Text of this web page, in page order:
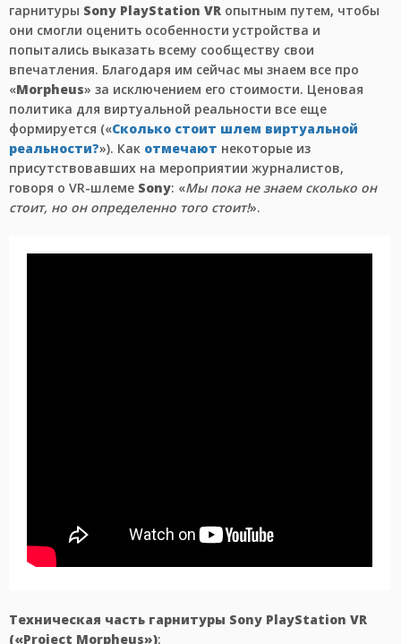
гарнитуры Sony PlayStation VR опытным путем, чтобы
они смогли оценить особенности устройства и
попытались выказать всему сообществу свои
впечатления. Благодаря им сейчас мы знаем все про
«Morpheus» за исключением его стоимости. Ценовая
политика для виртуальной реальности все еще
формируется («Сколько стоит шлем виртуальной
реальности?»). Как отмечают некоторые из
присутствовавших на мероприятии журналистов,
говоря о VR-шлеме Sony: «Мы пока не знаем сколько он
стоит, но он определенно того стоит!».
Техническая часть гарнитуры Sony PlayStation VR
(«Project Morpheus»):